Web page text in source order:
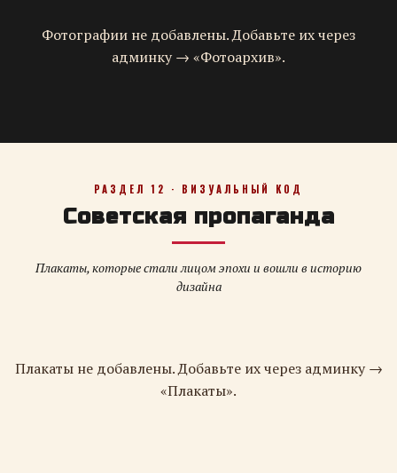
Фотографии не добавлены. Добавьте их через
админку → «Фотоархив».
РАЗДЕЛ 12 · ВИЗУАЛЬНЫЙ КОД
Советская пропаганда
Плакаты, которые стали лицом эпохи и вошли в историю
дизайна
Плакаты не добавлены. Добавьте их через админку →
«Плакаты».